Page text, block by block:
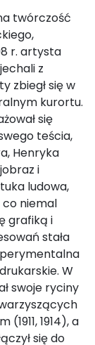
twórczość
r. artysta
z
zbiegł się w
kurortu.
się
teścia,
Henryka
i
ludowa,
co niemal
grafiką i
stała
W
swoje ryciny
1914), a
się do